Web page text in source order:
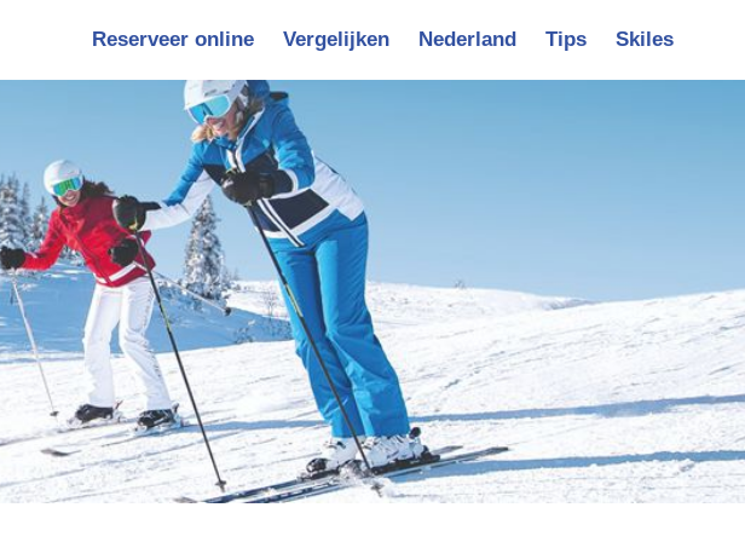
Hoofdnavigatie
Reserveer online Vergelijken Nederland Tips Skiles